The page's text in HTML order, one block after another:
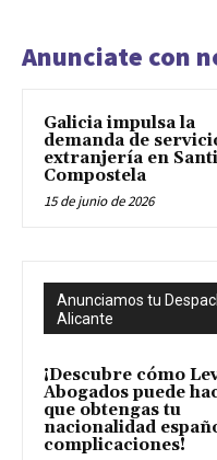
Anunciate con
Galicia impulsa la
demanda de
extranjería en
Compostela
15 de junio de 2026
Anunciamos tu
Alicante
¡Descubre cómo
Abogados puede
que obtengas tu
nacionalidad
complicaciones!